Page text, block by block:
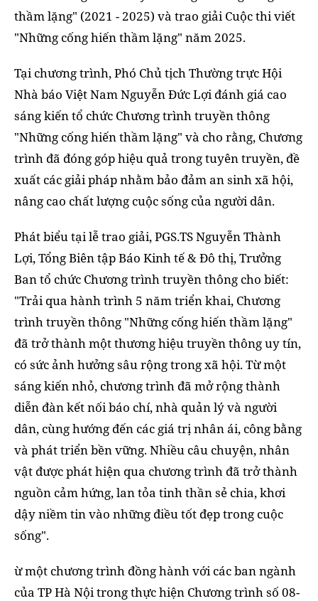
thầm lặng" (2021 - 2025) và trao giải Cuộc thi viết
"Những cống hiến thầm lặng" năm 2025.
Tại chương trình, Phó Chủ tịch Thường trực Hội
Nhà báo Việt Nam Nguyễn Đức Lợi đánh giá cao
sáng kiến tổ chức Chương trình truyền thông
"Những cống hiến thầm lặng" và cho rằng, Chương
trình đã đóng góp hiệu quả trong tuyên truyền, đề
xuất các giải pháp nhằm bảo đảm an sinh xã hội,
nâng cao chất lượng cuộc sống của người dân.
Phát biểu tại lễ trao giải, PGS.TS Nguyễn Thành
Lợi, Tổng Biên tập Báo Kinh tế & Đô thị, Trưởng
Ban tổ chức Chương trình truyền thông cho biết:
"Trải qua hành trình 5 năm triển khai, Chương
trình truyền thông "Những cống hiến thầm lặng"
đã trở thành một thương hiệu truyền thông uy tín,
có sức ảnh hưởng sâu rộng trong xã hội. Từ một
sáng kiến nhỏ, chương trình đã mở rộng thành
diễn đàn kết nối báo chí, nhà quản lý và người
dân, cùng hướng đến các giá trị nhân ái, công bằng
và phát triển bền vững. Nhiều câu chuyện, nhân
vật được phát hiện qua chương trình đã trở thành
nguồn cảm hứng, lan tỏa tinh thần sẻ chia, khơi
dậy niềm tin vào những điều tốt đẹp trong cuộc
sống".
ừ một chương trình đồng hành với các ban ngành
của TP Hà Nội trong thực hiện Chương trình số 08-